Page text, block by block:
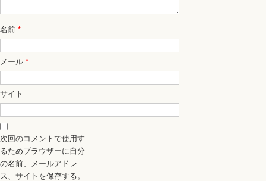
名前 *
メール *
サイト
次回のコメントで使用す
るためブラウザーに自分
の名前、メールアドレ
ス、サイトを保存する。